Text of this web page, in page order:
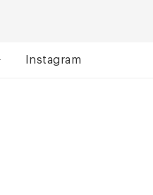
Instagram